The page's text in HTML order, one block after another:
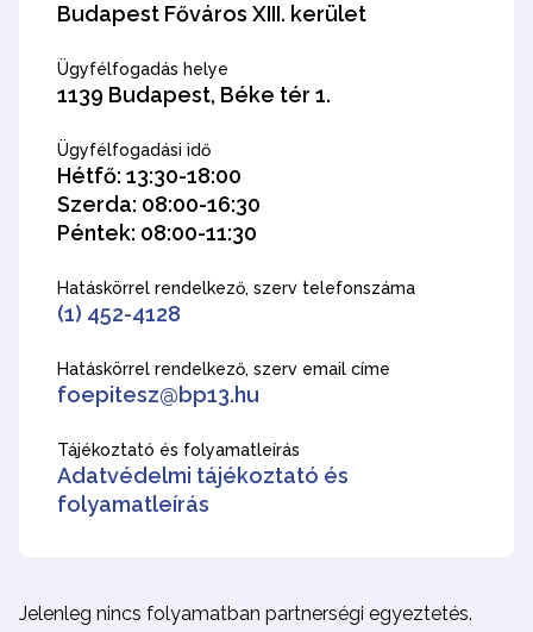
Budapest Főváros XIII. kerület
Ügyfélfogadás helye
1139 Budapest, Béke tér 1.
Ügyfélfogadási idő
Hétfő: 13:30-18:00
Szerda: 08:00-16:30
Péntek: 08:00-11:30
Hatáskörrel rendelkező, szerv telefonszáma
(1) 452-4128
Hatáskörrel rendelkező, szerv email címe
foepitesz@bp13.hu
Tájékoztató és folyamatleírás
Adatvédelmi tájékoztató és
folyamatleírás
Jelenleg nincs folyamatban partnerségi egyeztetés.